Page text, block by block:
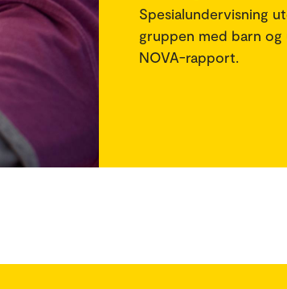
Spesialundervisning
gruppen med barn og
NOVA-rapport.